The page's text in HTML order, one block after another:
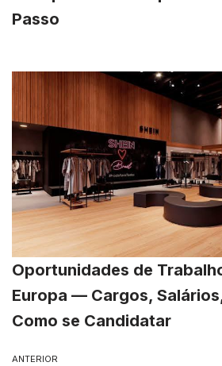
Passo
Oportunidades de
Europa — Cargos,
Como se Candidatar
ANTERIOR